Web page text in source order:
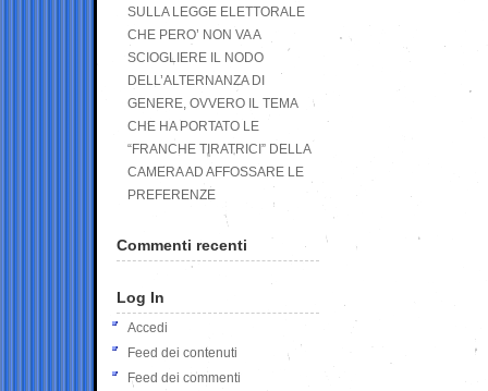
SULLA LEGGE ELETTORALE
CHE PERO’ NON VA A
SCIOGLIERE IL NODO
DELL’ALTERNANZA DI
GENERE, OVVERO IL TEMA
CHE HA PORTATO LE
“FRANCHE TIRATRICI” DELLA
CAMERA AD AFFOSSARE LE
PREFERENZE
Commenti recenti
Log In
Accedi
Feed dei contenuti
Feed dei commenti